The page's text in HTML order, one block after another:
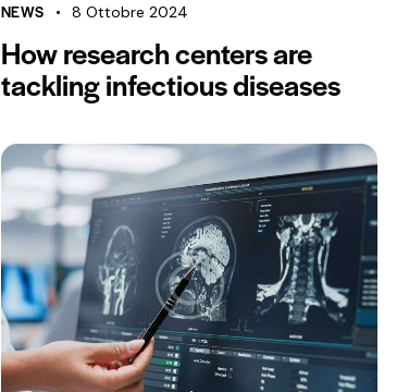
NEWS 8 Ottobre 2024
How research centers are
tackling infectious diseases